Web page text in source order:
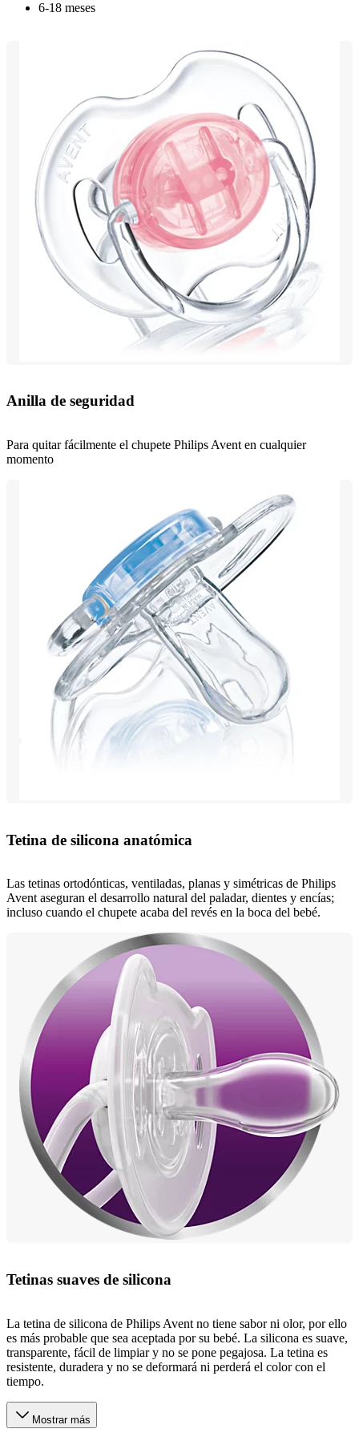
6-18 meses
Anilla de seguridad
Para quitar fácilmente el chupete Philips Avent en cualquier
momento
Tetina de silicona anatómica
Las tetinas ortodónticas, ventiladas, planas y simétricas de Philips
Avent aseguran el desarrollo natural del paladar, dientes y encías;
incluso cuando el chupete acaba del revés en la boca del bebé.
Tetinas suaves de silicona
La tetina de silicona de Philips Avent no tiene sabor ni olor, por ello
es más probable que sea aceptada por su bebé. La silicona es suave,
transparente, fácil de limpiar y no se pone pegajosa. La tetina es
resistente, duradera y no se deformará ni perderá el color con el
tiempo.
Mostrar más